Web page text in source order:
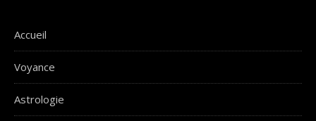
Accueil
Voyance
Astrologie